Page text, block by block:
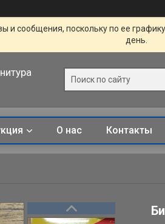
и сообщения, поскольку по ее
день.
О нас Контакты